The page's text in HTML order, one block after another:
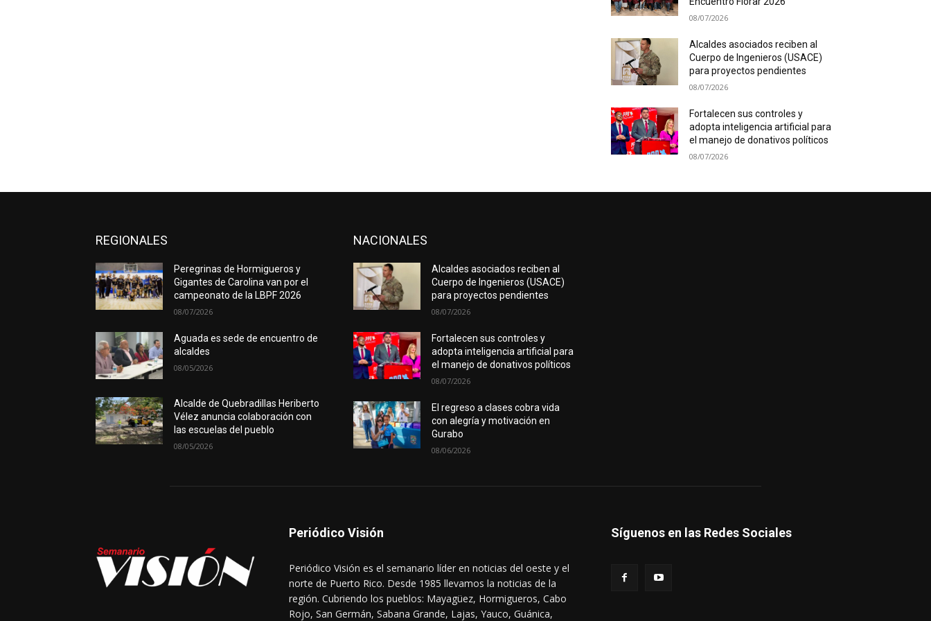
08/07/2026
Alcaldes asociados reciben al
Cuerpo de Ingenieros (USACE)
para proyectos pendientes
08/07/2026
Fortalecen sus controles y
adopta inteligencia artificial para
el manejo de donativos políticos
08/07/2026
REGIONALES
Peregrinas de Hormigueros y
Gigantes de Carolina van por el
campeonato de la LBPF 2026
08/07/2026
Aguada es sede de encuentro de
alcaldes
08/05/2026
Alcalde de Quebradillas Heriberto
Vélez anuncia colaboración con
las escuelas del pueblo
08/05/2026
NACIONALES
Alcaldes asociados reciben al
Cuerpo de Ingenieros (USACE)
para proyectos pendientes
08/07/2026
Fortalecen sus controles y
adopta inteligencia artificial para
el manejo de donativos políticos
08/07/2026
El regreso a clases cobra vida
con alegría y motivación en
Gurabo
08/06/2026
Periódico Visión
Periódico Visión es el semanario líder en noticias del oeste y el
norte de Puerto Rico. Desde 1985 llevamos la noticias de la
región. Cubriendo los pueblos: Mayagüez, Hormigueros, Cabo
Rojo, San Germán, Sabana Grande, Lajas, Yauco, Guánica,
Síguenos en las Redes Sociales